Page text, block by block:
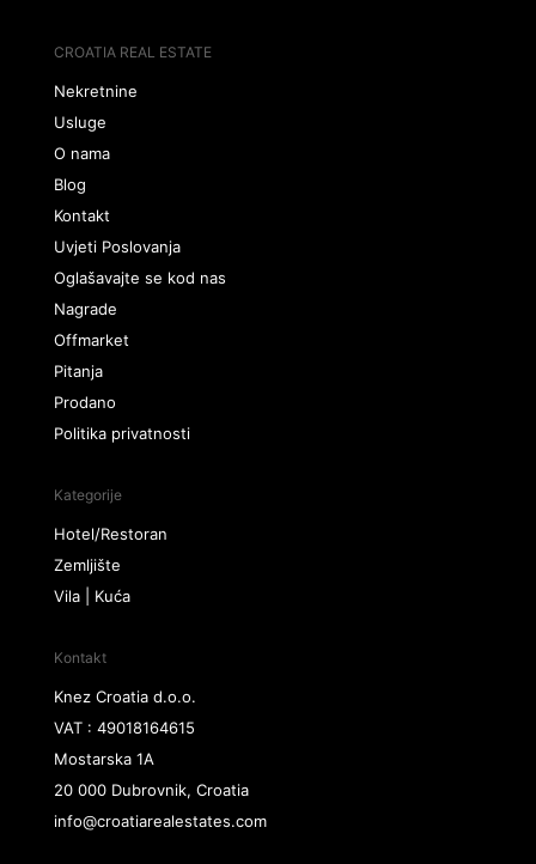
CROATIA REAL ESTATE
Nekretnine
Usluge
O nama
Blog
Kontakt
Uvjeti Poslovanja
Oglašavajte se kod nas
Nagrade
Offmarket
Pitanja
Prodano
Politika privatnosti
Kategorije
Hotel/Restoran
Zemljište
Vila | Kuća
Kontakt
Knez Croatia d.o.o.
VAT : 49018164615
Mostarska 1A
20 000 Dubrovnik, Croatia
info@croatiarealestates.com